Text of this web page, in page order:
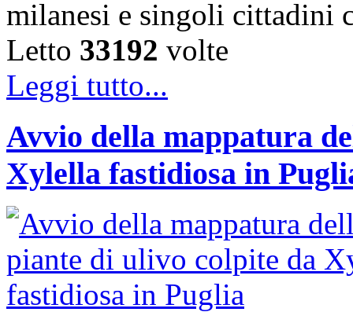
milanesi e singoli
Letto 33192 volte
Leggi tutto...
Avvio della mappatura
Xylella fastidiosa in